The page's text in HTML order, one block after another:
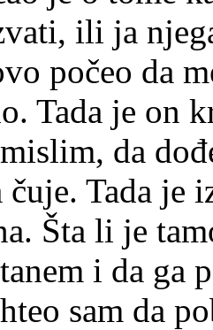
ili ja
počeo da
Tada je on
da
čuje. Tada je
Šta li je
i da ga
sam da